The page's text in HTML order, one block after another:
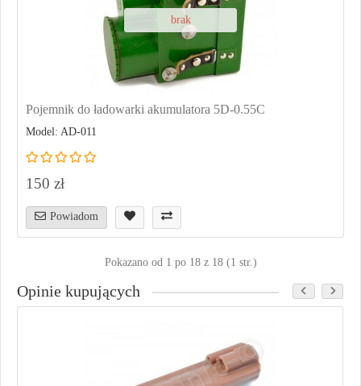
brak
Pojemnik do ładowarki akumulatora 5D-0.55C
Model: AD-011
150 zł
Powiadom
Pokazano od 1 po 18 z 18 (1 str.)
Opinie kupujących